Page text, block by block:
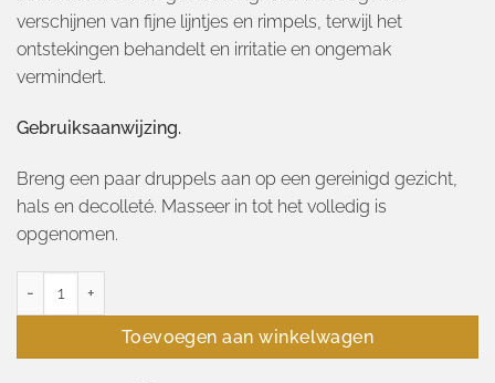
verschijnen van fijne lijntjes en rimpels, terwijl het
ontstekingen behandelt en irritatie en ongemak
vermindert.
Gebruiksaanwijzing.
Breng een paar druppels aan op een gereinigd gezicht,
hals en decolleté. Masseer in tot het volledig is
opgenomen.
Toevoegen aan winkelwagen